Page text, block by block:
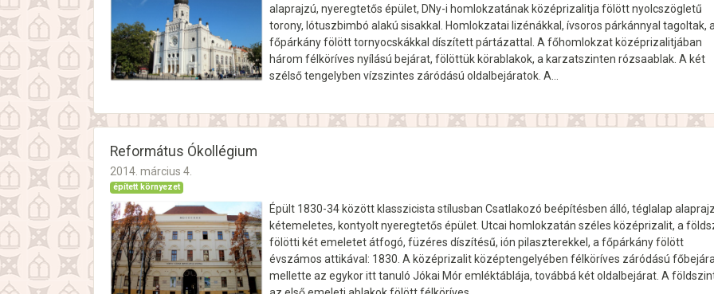
alaprajzú, nyeregtetős épület, DNy-i homlokzatának középrizalitja fölött nyolcszögletű
torony, lótuszbimbó alakú sisakkal. Homlokzatai lizénákkal, ívsoros párkánnyal tagoltak,
főpárkány fölött tornyocskákkal díszített pártázattal. A főhomlokzat középrizalitjában
három félköríves nyílású bejárat, fölöttük körablakok, a karzatszinten rózsaablak. A két
szélső tengelyben vízszintes záródású oldalbejáratok. A…
Református Ókollégium
2014. március 4.
épített környezet
Épült 1830-34 között klasszicista stílusban Csatlakozó beépítésben álló, téglalap
kétemeletes, kontyolt nyeregtetős épület. Utcai homlokzatán széles középrizalit, a
fölötti két emeletet átfogó, füzéres díszítésű, ión pilaszterekkel, a főpárkány fölött
évszámos attikával: 1830. A középrizalit középtengelyében félköríves záródású
mellette az egykor itt tanuló Jókai Mór emléktáblája, továbbá két oldalbejárat. A